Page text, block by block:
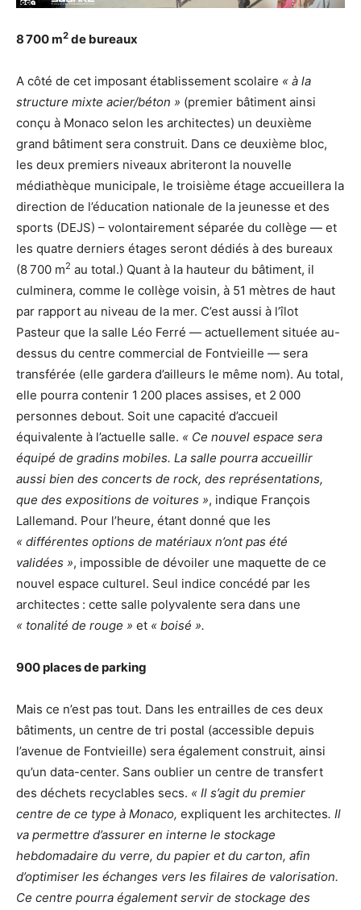
8 700 m2 de bureaux
A côté de cet imposant établissement scolaire « à la
structure mixte acier/béton » (premier bâtiment ainsi
conçu à Monaco selon les architectes) un deuxième
grand bâtiment sera construit. Dans ce deuxième bloc,
les deux premiers niveaux abriteront la nouvelle
médiathèque municipale, le troisième étage accueillera la
direction de l’éducation nationale de la jeunesse et des
sports (DEJS) – volontairement séparée du collège — et
les quatre derniers étages seront dédiés à des bureaux
(8 700 m2 au total.) Quant à la hauteur du bâtiment, il
culminera, comme le collège voisin, à 51 mètres de haut
par rapport au niveau de la mer. C’est aussi à l’îlot
Pasteur que la salle Léo Ferré — actuellement située au-
dessus du centre commercial de Fontvieille — sera
transférée (elle gardera d’ailleurs le même nom). Au total,
elle pourra contenir 1 200 places assises, et 2 000
personnes debout. Soit une capacité d’accueil
équivalente à l’actuelle salle. « Ce nouvel espace sera
équipé de gradins mobiles. La salle pourra accueillir
aussi bien des concerts de rock, des représentations,
que des expositions de voitures », indique François
Lallemand. Pour l’heure, étant donné que les
« différentes options de matériaux n’ont pas été
validées », impossible de dévoiler une maquette de ce
nouvel espace culturel. Seul indice concédé par les
architectes : cette salle polyvalente sera dans une
« tonalité de rouge » et « boisé ».
900 places de parking
Mais ce n’est pas tout. Dans les entrailles de ces deux
bâtiments, un centre de tri postal (accessible depuis
l’avenue de Fontvieille) sera également construit, ainsi
qu’un data-center. Sans oublier un centre de transfert
des déchets recyclables secs. « Il s’agit du premier
centre de ce type à Monaco, expliquent les architectes. Il
va permettre d’assurer en interne le stockage
hebdomadaire du verre, du papier et du carton, afin
d’optimiser les échanges vers les filaires de valorisation.
Ce centre pourra également servir de stockage des